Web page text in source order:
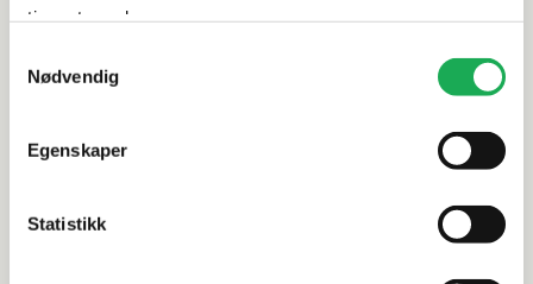
tjenestene deres.
Nødvendig
Egenskaper
Statistikk
Alternative produkter
Enamel Stick, Bubblegum 1,2x9,8
Enamel